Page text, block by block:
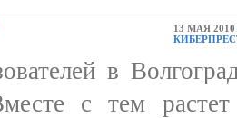
13 МАЯ
в
с тем